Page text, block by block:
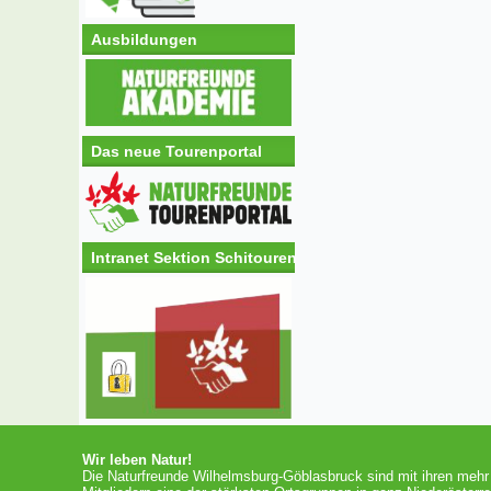
Ausbildungen
Das neue Tourenportal
Intranet Sektion Schitouren
Wir leben Natur!
Die Naturfreunde Wilhelmsburg-Göblasbruck sind mit ihren